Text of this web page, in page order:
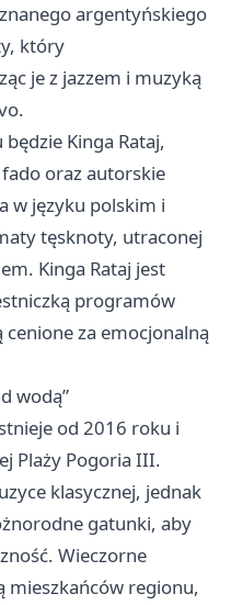
argentyńskiego
który
je z jazzem i muzyką
Kinga Rataj,
oraz autorskie
w języku polskim i
tęsknoty, utraconej
Kinga Rataj jest
programów
za emocjonalną
wodą”
od 2016 roku i
Plaży Pogoria III.
klasycznej, jednak
gatunki, aby
Wieczorne
mieszkańców regionu,